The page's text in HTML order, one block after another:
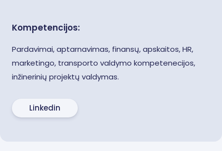
Kompetencijos:
Pardavimai, aptarnavimas, finansų, apskaitos, HR,
marketingo, transporto valdymo kompetenecijos,
inžinerinių projektų valdymas.
Linkedin